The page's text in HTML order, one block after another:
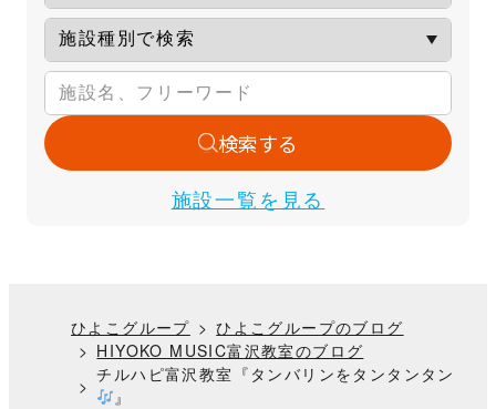
施設一覧を見る
検索する
ひよこグループ
ひよこグループのブログ
HIYOKO MUSIC富沢教室のブログ
チルハピ富沢教室『タンバリンをタンタンタン
』